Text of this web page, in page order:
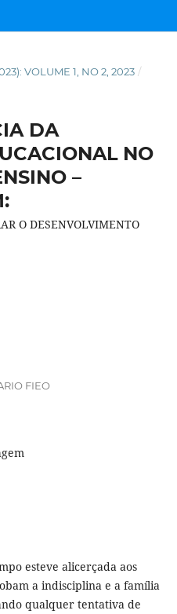
VOLUME 1, NO 2, 2023 /
DA
NO
–
O DESENVOLVIMENTO
FIEO
esteve alicerçada aos
a indisciplina e a família
qualquer tentativa de